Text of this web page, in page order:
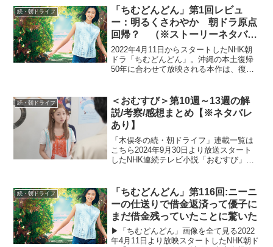
折と再生のストーリー。ものづくりの
町・東大阪で生まれ育...
続・朝ドライフ
「ちむどんどん」第1回レビュ
ー：明るくさわやか 朝ドラ原点
回帰？ （※ストーリーネタバレ
あり）
2022年4月11日からスタートしたNHK朝
ドラ「ちむどんどん」。沖縄の本土復帰
50年に合わせて放映される本作は、復帰
ストーリー。「やんばる地域」で生まれ
育ち、ふるさと...
続・朝ドライフ
＜おむすび＞第10週～13週の解
説/考察/感想まとめ【※ネタバレ
あり】
「木俣冬の続・朝ドライフ」連載一覧は
こちら2024年9月30日より放送スタート
したNHK連続テレビ小説「おむすび」。
岡・糸島で両親や祖父母と共に暮らして
いた...
続・朝ドライフ
「ちむどんどん」第116回:ニーニ
ーの仕送りで借金返済って優子に
まだ借金残っていたことに驚いた
▶︎「ちむどんどん」画像を全て見る2022
年4月11日より放映スタートしたNHK朝ド